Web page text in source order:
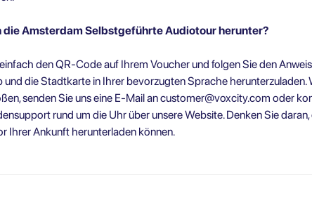
die Amsterdam Selbstgeführte Audiotour herunter?
den QR-Code auf Ihrem Voucher und folgen Sie den
die Stadtkarte in Ihrer bevorzugten Sprache herunterzuladen.
senden Sie uns eine E-Mail ancustomer@voxcity.com oder
rund um die Uhr über unsere Website. Denken Sie daran,
Ihrer Ankunft herunterladen können.